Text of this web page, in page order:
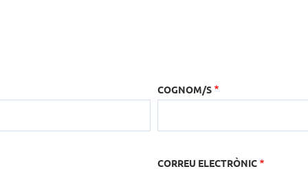
COGNOM/S
CORREU ELECTRÒNIC